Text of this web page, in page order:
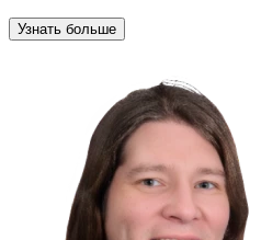
Узнать больше